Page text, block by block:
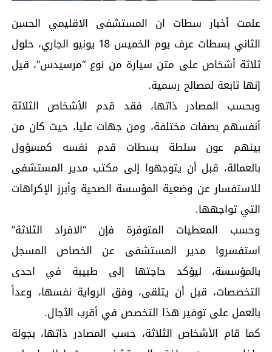
علمت أخبار سطات ان المستشفى الاقليمي الحسن
الثاني بسطات عرف يوم الخميس 18 يونيو الجاري، حلول
ثلاثة أشخاص على متن سيارة من نوع “مرسيدس”، قيل
إنها تابعة لمصالح رسمية.
وبحسب المصادر ذاتها، فقد قدم الأشخاص الثلاثة
أنفسهم بصفات مختلفة، ومن جهات عليا، حيث كان من
بينهم عون سلطة بسطات قدم نفسه كمسؤول
بالعمالة، قبل أن يتوجهوا إلى مكتب مدير المستشفى
للاستفسار عن وضعية المؤسسة الصحية وأبرز الإكراهات
التي تواجهها.
وحسب المعطيات المتوفرة فإن “الافراد الثلاثة”
استفسروا مدير المستشفى عن الخصاص المسجل
بالمؤسسة، ليؤكد حاجتها إلى طبيبة في احدى
التخصصات، قبل أن يتلقى، وفق الرواية نفسها، وعداً
بالعمل على توفير هذا التخصص في أقرب الآجال.
كما قام الأشخاص الثلاثة، حسب المصادر ذاتها، بجولة